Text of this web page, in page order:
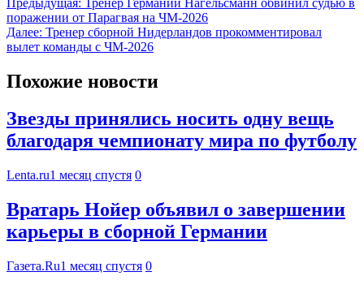
поражении от Парагвая на ЧМ-2026
Далее: Тренер сборной Нидерландов прокомментировал
вылет команды с ЧМ-2026
Похожие новости
Звезды принялись носить одну вещь
благодаря чемпионату мира по футболу
Lenta.ru1 месяц спустя 0
Вратарь Нойер объявил о завершении
карьеры в сборной Германии
Газета.Ru1 месяц спустя 0